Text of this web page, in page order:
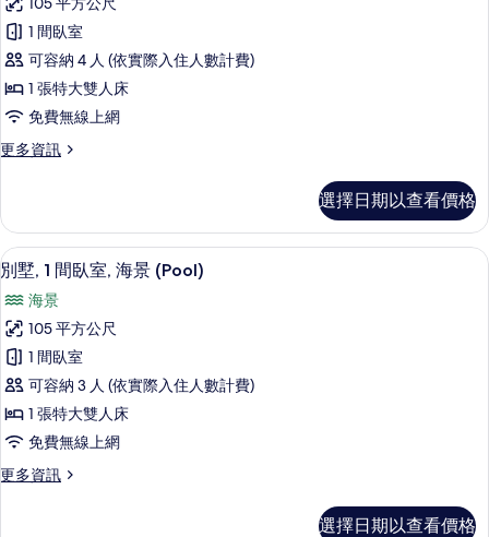
情
墅,
間
臥
室,
海
的
所
有
相
片
1 間臥室
可容納 4 人 (依實際入住人數計費)
1 張特大雙人床
免費無線上網
更多資訊
更
1
間
臥
室,
海
濱
(Pool)
的
詳
情
選擇日期以查看價格
顯
示
別
墅,
間
臥
室,
海
低過敏寢具、客房內保險箱、書桌、
5
別墅, 1 間臥室, 海景 (Pool)
海景
105 平方公尺
1 間臥室
可容納 3 人 (依實際入住人數計費)
1 張特大雙人床
免費無線上網
更多資訊
更
選擇日期以查看價格